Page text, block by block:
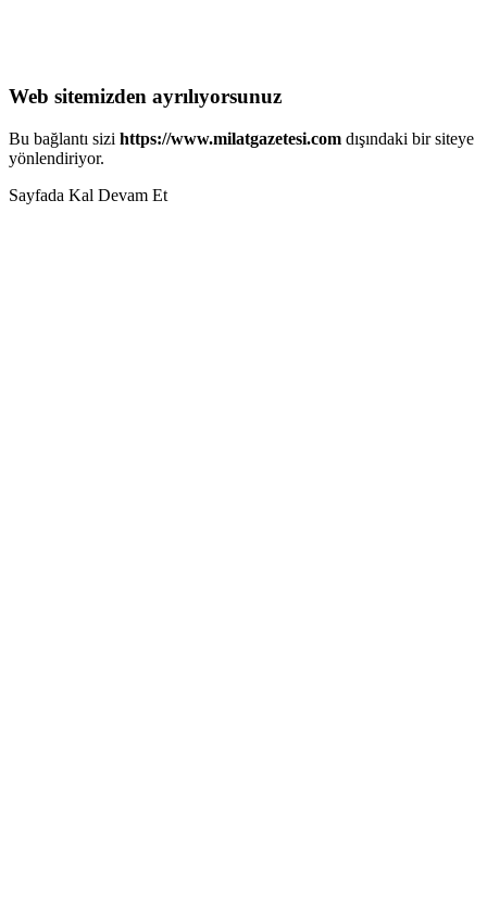
Web sitemizden ayrılıyorsunuz
Bu bağlantı sizi https://www.milatgazetesi.com dışındaki bir siteye
yönlendiriyor.
Sayfada Kal Devam Et